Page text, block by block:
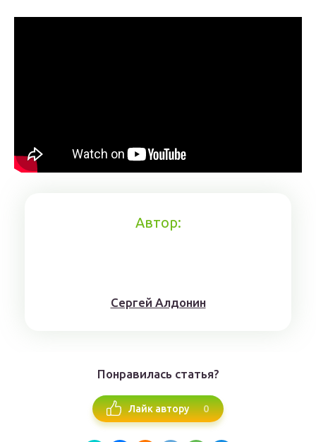
Автор:
Сергей Алдонин
Понравилась статья?
Лайк автору 0